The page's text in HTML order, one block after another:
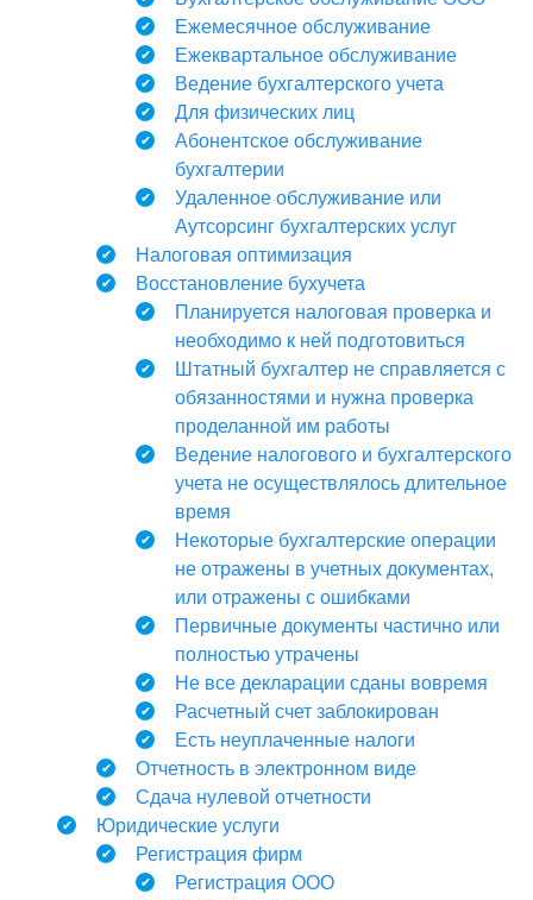
Ежемесячное обслуживание
Ежеквартальное обслуживание
Ведение бухгалтерского учета
Для физических лиц
Абонентское обслуживание
бухгалтерии
Удаленное обслуживание или
Аутсорсинг бухгалтерских услуг
Налоговая оптимизация
Восстановление бухучета
Планируется налоговая проверка и
необходимо к ней подготовиться
Штатный бухгалтер не справляется с
обязанностями и нужна проверка
проделанной им работы
Ведение налогового и бухгалтерского
учета не осуществлялось длительное
время
Некоторые бухгалтерские операции
не отражены в учетных документах,
или отражены с ошибками
Первичные документы частично или
полностью утрачены
Не все декларации сданы вовремя
Расчетный счет заблокирован
Есть неуплаченные налоги
Отчетность в электронном виде
Сдача нулевой отчетности
Юридические услуги
Регистрация фирм
Регистрация ООО